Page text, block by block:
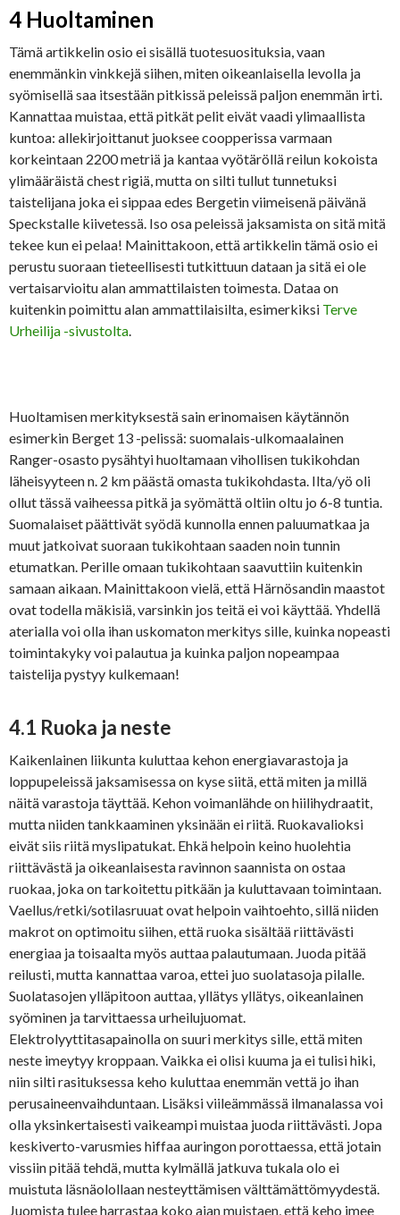
4 Huoltaminen
Tämä artikkelin osio ei sisällä tuotesuosituksia, vaan
enemmänkin vinkkejä siihen, miten oikeanlaisella levolla ja
syömisellä saa itsestään pitkissä peleissä paljon enemmän irti.
Kannattaa muistaa, että pitkät pelit eivät vaadi ylimaallista
kuntoa: allekirjoittanut juoksee coopperissa varmaan
korkeintaan 2200 metriä ja kantaa vyötäröllä reilun kokoista
ylimääräistä chest rigiä, mutta on silti tullut tunnetuksi
taistelijana joka ei sippaa edes Bergetin viimeisenä päivänä
Speckstalle kiivetessä. Iso osa peleissä jaksamista on sitä mitä
tekee kun ei pelaa! Mainittakoon, että artikkelin tämä osio ei
perustu suoraan tieteellisesti tutkittuun dataan ja sitä ei ole
vertaisarvioitu alan ammattilaisten toimesta. Dataa on
kuitenkin poimittu alan ammattilaisilta, esimerkiksi Terve
Urheilija -sivustolta.
Huoltamisen merkityksestä sain erinomaisen käytännön
esimerkin Berget 13 -pelissä: suomalais-ulkomaalainen
Ranger-osasto pysähtyi huoltamaan vihollisen tukikohdan
läheisyyteen n. 2 km päästä omasta tukikohdasta. Ilta/yö oli
ollut tässä vaiheessa pitkä ja syömättä oltiin oltu jo 6-8 tuntia.
Suomalaiset päättivät syödä kunnolla ennen paluumatkaa ja
muut jatkoivat suoraan tukikohtaan saaden noin tunnin
etumatkan. Perille omaan tukikohtaan saavuttiin kuitenkin
samaan aikaan. Mainittakoon vielä, että Härnösandin maastot
ovat todella mäkisiä, varsinkin jos teitä ei voi käyttää. Yhdellä
aterialla voi olla ihan uskomaton merkitys sille, kuinka nopeasti
toimintakyky voi palautua ja kuinka paljon nopeampaa
taistelija pystyy kulkemaan!
4.1 Ruoka ja neste
Kaikenlainen liikunta kuluttaa kehon energiavarastoja ja
loppupeleissä jaksamisessa on kyse siitä, että miten ja millä
näitä varastoja täyttää. Kehon voimanlähde on hiilihydraatit,
mutta niiden tankkaaminen yksinään ei riitä. Ruokavalioksi
eivät siis riitä myslipatukat. Ehkä helpoin keino huolehtia
riittävästä ja oikeanlaisesta ravinnon saannista on ostaa
ruokaa, joka on tarkoitettu pitkään ja kuluttavaan toimintaan.
Vaellus/retki/sotilasruuat ovat helpoin vaihtoehto, sillä niiden
makrot on optimoitu siihen, että ruoka sisältää riittävästi
energiaa ja toisaalta myös auttaa palautumaan. Juoda pitää
reilusti, mutta kannattaa varoa, ettei juo suolatasoja pilalle.
Suolatasojen ylläpitoon auttaa, yllätys yllätys, oikeanlainen
syöminen ja tarvittaessa urheilujuomat.
Elektrolyyttitasapainolla on suuri merkitys sille, että miten
neste imeytyy kroppaan. Vaikka ei olisi kuuma ja ei tulisi hiki,
niin silti rasituksessa keho kuluttaa enemmän vettä jo ihan
perusaineenvaihduntaan. Lisäksi viileämmässä ilmanalassa voi
olla yksinkertaisesti vaikeampi muistaa juoda riittävästi. Jopa
keskiverto-varusmies hiffaa auringon porottaessa, että jotain
vissiin pitää tehdä, mutta kylmällä jatkuva tukala olo ei
muistuta läsnäolollaan nesteyttämisen välttämättömyydestä.
Juomista tulee harrastaa koko ajan muistaen, että keho imee